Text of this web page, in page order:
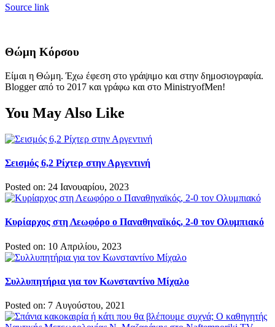
Source link
Θώμη Κόρσου
Είμαι η Θώμη. Έχω έφεση στο γράψιμο και στην δημοσιογραφία.
Blogger από το 2017 και γράφω και στο MinistryofMen!
You May Also Like
Σεισμός 6,2 Ρίχτερ στην Αργεντινή
Posted on: 24 Ιανουαρίου, 2023
Κυρίαρχος στη Λεωφόρο ο Παναθηναϊκός, 2-0 τον Ολυμπιακό
Posted on: 10 Απριλίου, 2023
Συλλυπητήρια για τον Κωνσταντίνο Μίχαλο
Posted on: 7 Αυγούστου, 2021